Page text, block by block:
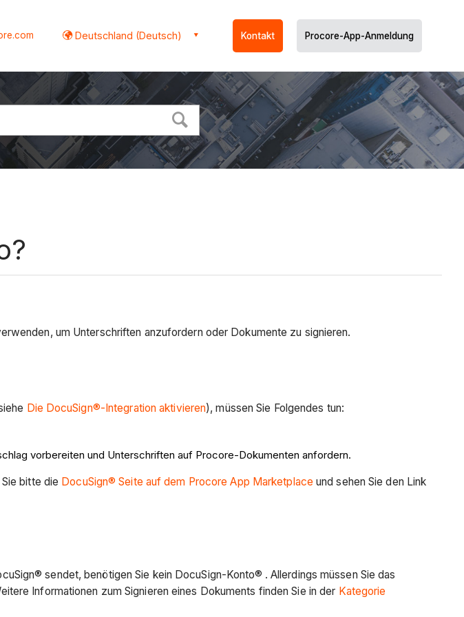
Deutschland (Deutsch) Kontakt Procore-App-Anmeldung
um Unterschriften anzufordern oder Dokumente zu signieren.
Die DocuSign®-Integration aktivieren), müssen Sie Folgendes tun:
vorbereiten und Unterschriften auf Procore-Dokumenten anfordern.
bitte die DocuSign® Seite auf dem Procore App Marketplace und sehen Sie den Link
sendet, benötigen Sie kein DocuSign-Konto® . Allerdings müssen Sie das
Informationen zum Signieren eines Dokuments finden Sie in der Kategorie